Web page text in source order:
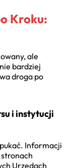
Kroku:
ale
bardziej
droga po
i instytucji
Informacji
stronach
Urzędach